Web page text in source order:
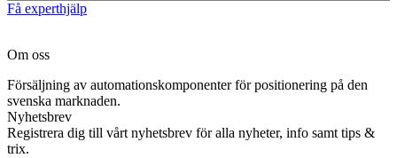
Få experthjälp
Om oss
Försäljning av automationskomponenter för positionering på den
svenska marknaden.
Nyhetsbrev
Registrera dig till vårt nyhetsbrev för alla nyheter, info samt tips &
trix.